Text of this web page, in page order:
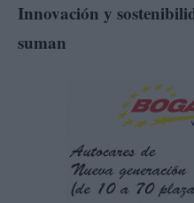
Innovación y
suman